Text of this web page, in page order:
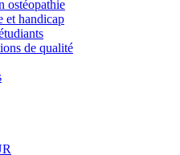
ostéopathie
et handicap
de qualité